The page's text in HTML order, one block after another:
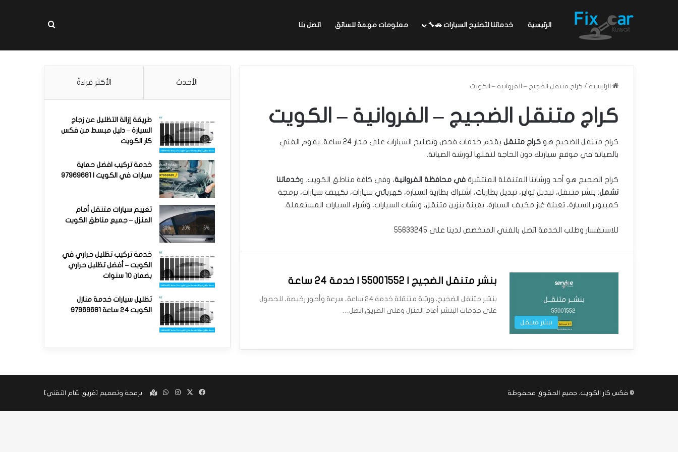
الرئيسية خدماتنا لتصليح السيارات 🚗🔧 معلومات مهمة للسائق اتصل بنا بحث عن
الرئيسية / كراج متنقل الضجيج – الفروانية – الكويت
كراج متنقل الضجيج – الفروانية – الكويت
كراج متنقل الضجيج هو كراج متنقل
يقدم خدمات فحص وتصليح السيارات على مدار 24 ساعة. يقوم الفني
بالصيانة في موقع سيارتك دون الحاجة لنقلها لورشة الصيانة.
كراج الضجيج هو أحد ورشاتنا المتنقلة المنتشرة في محافظة الفروانية، وفي كافة مناطق الكويت. وخدماتنا
تشمل: بنشر متنقل، تبديل تواير، تبديل بطاريات، اشتراك بطارية السيارة، كهربائي سيارات، تكييف سيارات، برمجة
كمبيوتر السيارة، تعبئة غاز مكيف السيارة، تعبئة بنزين متنقل، ونشات السيارات، وشراء السيارات المستعملة.
للاستفسار وطلب الخدمة اتصل بالفني المتخصص لدينا على 55633245
بنشر متنقل
بنشر متنقل الضجيج | 55001552 | خدمة 24 ساعة
بنشر متنقل الضجيج، ورشة متنقلة خدمة 24 ساعة، سرعة وأجور رخيصة، للحصول
على خدمات البنشر أمام المنزل وعلى الطريق اتصل…
الأحدث الأكثر قراءةً
طريقة إزالة التظليل عن زجاج
السيارة – دليل مبسط من فكس
كار الكويت
خدمة تركيب افضل حماية
سيارات في الكويت | 97969681
تغييم سيارات متنقل أمام
المنزل – جميع مناطق الكويت
خدمة تركيب تظليل حراري في
الكويت – أفضل تظليل حراري
بضمان 10 سنوات
تظليل سيارات خدمة منازل
الكويت 24 ساعة 97969681
© فكس كار الكويت. جميع الحقوق محفوظة برمجة وتصميم [فريق شام التقني] فيسبوكانستقرام
واتسابGoogle